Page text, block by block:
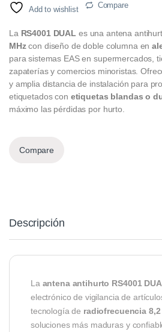
Add to wishlist Compare
La RS4001 DUAL es una antena
MHzcon diseño de doble columna en
para sistemas EAS en supermercados,
zapaterías y comercios minoristas.
y amplia distancia de instalación para
etiquetados con etiquetas blandas o
máximo las pérdidas por hurto.
Compare
Descripción
La antena antihurto RS4001
electrónico de vigilancia de
tecnología de radiofrecuencia 8,2
soluciones más maduras y